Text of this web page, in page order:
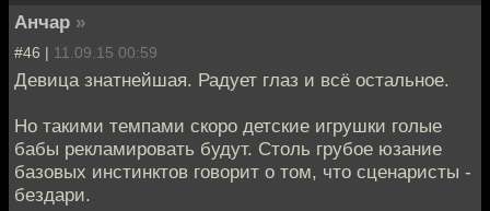
Анчар »
#46 | 11.09.15 00:59
Девица знатнейшая. Радует глаз и всё остальное.
Но такими темпами скоро детские игрушки голые
бабы рекламировать будут. Столь грубое юзание
базовых инстинктов говорит о том, что сценаристы -
бездари.